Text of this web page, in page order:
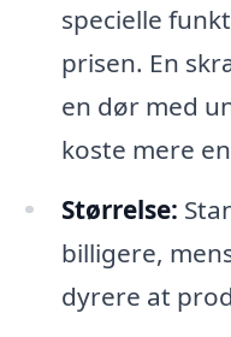
specielle
prisen. En
en dør med
koste mere
Størrelse:
billigere,
dyrere at